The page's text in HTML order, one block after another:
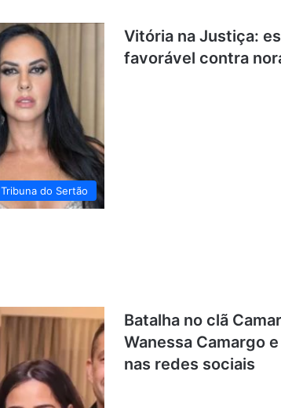
Tribuna do Sertão
Vitória na Justiça:
favorável contra
Batalha no clã
Wanessa Camargo
nas redes sociais